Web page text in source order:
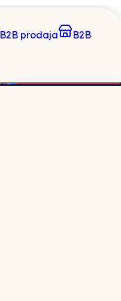
B2B prodaja
B2B